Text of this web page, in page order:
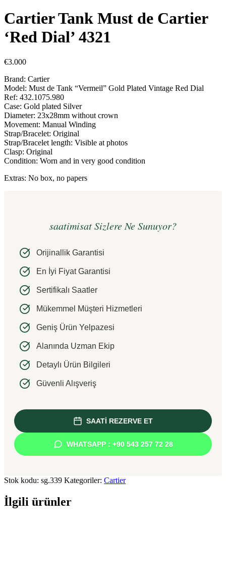
Cartier Tank Must de Cartier
‘Red Dial’ 4321
€3.000
Brand: Cartier
Model: Must de Tank “Vermeil” Gold Plated Vintage Red Dial
Ref: 432.1075.980
Case: Gold plated Silver
Diameter: 23x28mm without crown
Movement: Manual Winding
Strap/Bracelet: Original
Strap/Bracelet length: Visible at photos
Clasp: Original
Condition: Worn and in very good condition
Extras: No box, no papers
saatimisat Sizlere Ne Sunuyor?
Orijinallik Garantisi
En İyi Fiyat Garantisi
Sertifikalı Saatler
Mükemmel Müşteri Hizmetleri
Geniş Ürün Yelpazesi
Alanında Uzman Ekip
Detaylı Ürün Bilgileri
Güvenli Alışveriş
SAATİ REZERVE ET
WHATSAPP : +90 543 257 72 28
Stok kodu: sg.339 Kategoriler: Cartier
İlgili ürünler